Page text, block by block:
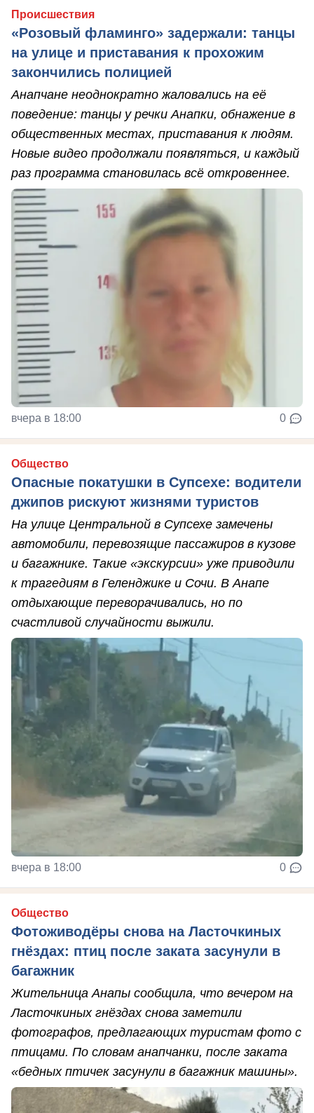
Происшествия
«Розовый фламинго» задержали: танцы
на улице и приставания к прохожим
закончились полицией
Анапчане неоднократно жаловались на её
поведение: танцы у речки Анапки, обнажение в
общественных местах, приставания к людям.
Новые видео продолжали появляться, и каждый
раз программа становилась всё откровеннее.
вчера в 18:00 0
Общество
Опасные покатушки в Супсехе: водители
джипов рискуют жизнями туристов
На улице Центральной в Супсехе замечены
автомобили, перевозящие пассажиров в кузове
и багажнике. Такие «экскурсии» уже приводили
к трагедиям в Геленджике и Сочи. В Анапе
отдыхающие переворачивались, но по
счастливой случайности выжили.
вчера в 18:00 0
Общество
Фотоживодёры снова на Ласточкиных
гнёздах: птиц после заката засунули в
багажник
Жительница Анапы сообщила, что вечером на
Ласточкиных гнёздах снова заметили
фотографов, предлагающих туристам фото с
птицами. По словам анапчанки, после заката
«бедных птичек засунули в багажник машины».